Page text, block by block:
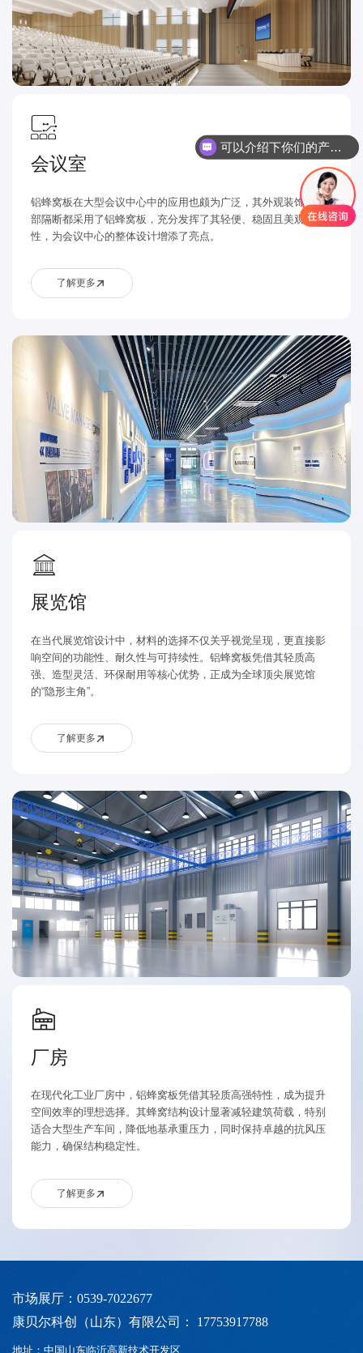
会议室
铝蜂窝板在大型会议中心中的应用也颇为广泛，其外观装饰和内
部隔断都采用了铝蜂窝板，充分发挥了其轻便、稳固且美观的特
性，为会议中心的整体设计增添了亮点。
了解更多
展览馆
在当代展览馆设计中，材料的选择不仅关乎视觉呈现，更直接影
响空间的功能性、耐久性与可持续性。铝蜂窝板凭借其轻质高
强、造型灵活、环保耐用等核心优势，正成为全球顶尖展览馆
的“隐形主角”。
了解更多
厂房
在现代化工业厂房中，铝蜂窝板凭借其轻质高强特性，成为提升
空间效率的理想选择。其蜂窝结构设计显著减轻建筑荷载，特别
适合大型生产车间，降低地基承重压力，同时保持卓越的抗风压
能力，确保结构稳定性。
了解更多
市场展厅：0539-7022677
康贝尔科创（山东）有限公司： 17753917788
地址：中国山东临沂高新技术开发区
可以介绍下你们的产品么